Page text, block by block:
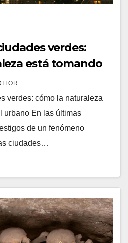
verdes:
está tomando
(auge
verdes: cómo la naturaleza
urbano En las últimas
de un fenómeno
ciudades…